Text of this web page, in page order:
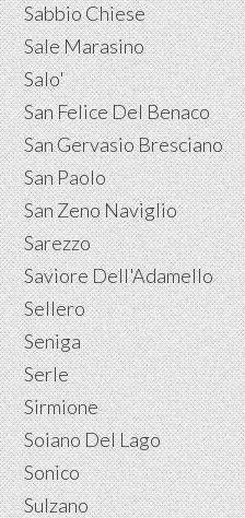
Sabbio Chiese
Sale Marasino
Salo'
San Felice Del Benaco
San Gervasio Bresciano
San Paolo
San Zeno Naviglio
Sarezzo
Saviore Dell'Adamello
Sellero
Seniga
Serle
Sirmione
Soiano Del Lago
Sonico
Sulzano